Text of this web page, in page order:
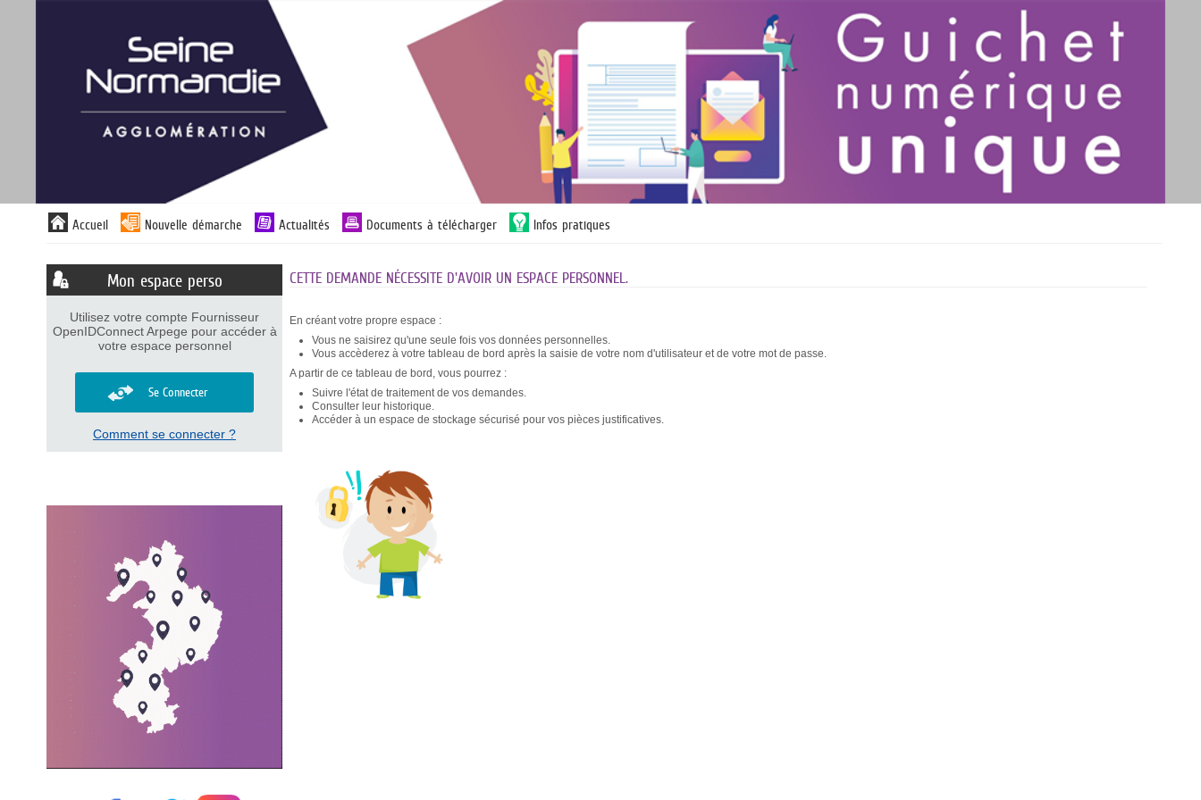
Liste
des
Accueil Nouvelle démarche Actualités Documents à télécharger Infos pratiques
Mon espace perso
Utilisez votre compte Fournisseur
OpenIDConnect Arpege pour accéder à
votre espace personnel
Se Connecter
Comment se connecter ?
CETTE DEMANDE NÉCESSITE D'AVOIR UN ESPACE PERSONNEL.
En créant votre propre espace :
Vous ne saisirez qu'une seule fois vos données personnelles.
Vous accèderez à votre tableau de bord après la saisie de votre nom d'utilisateur et de votre mot de passe.
A partir de ce tableau de bord, vous pourrez :
Suivre l'état de traitement de vos demandes.
Consulter leur historique.
Accéder à un espace de stockage sécurisé pour vos pièces justificatives.